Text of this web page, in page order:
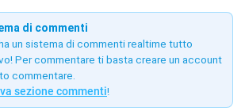
di commenti
un sistema di commenti realtime tutto
Per commentare ti basta creare un account
commentare.
sezione commenti!